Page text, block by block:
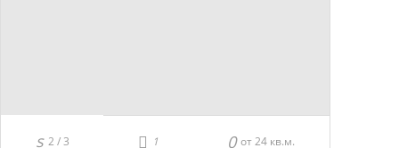
2 / 3 от 24 кв.м.